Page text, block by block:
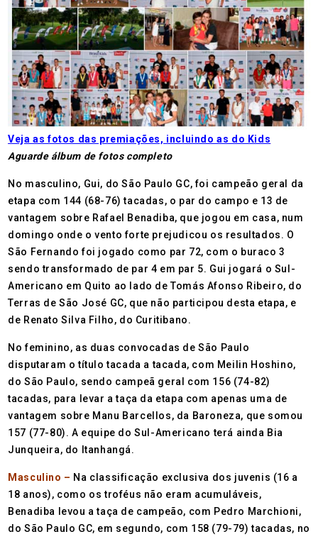
Veja as fotos das premiações, incluindo as do Kids
Aguarde álbum de fotos completo
No masculino, Gui, do São Paulo GC, foi campeão geral da
etapa com 144 (68-76) tacadas, o par do campo e 13 de
vantagem sobre Rafael Benadiba, que jogou em casa, num
domingo onde o vento forte prejudicou os resultados. O
São Fernando foi jogado como par 72, com o buraco 3
sendo transformado de par 4 em par 5. Gui jogará o Sul-
Americano em Quito ao lado de Tomás Afonso Ribeiro, do
Terras de São José GC, que não participou desta etapa, e
de Renato Silva Filho, do Curitibano.
No feminino, as duas convocadas de São Paulo
disputaram o título tacada a tacada, com Meilin Hoshino,
do São Paulo, sendo campeã geral com 156 (74-82)
tacadas, para levar a taça da etapa com apenas uma de
vantagem sobre Manu Barcellos, da Baroneza, que somou
157 (77-80). A equipe do Sul-Americano terá ainda Bia
Junqueira, do Itanhangá.
Masculino – Na classificação exclusiva dos juvenis (16 a
18 anos), como os troféus não eram acumuláveis,
Benadiba levou a taça de campeão, com Pedro Marchioni,
do São Paulo GC, em segundo, com 158 (79-79) tacadas, no